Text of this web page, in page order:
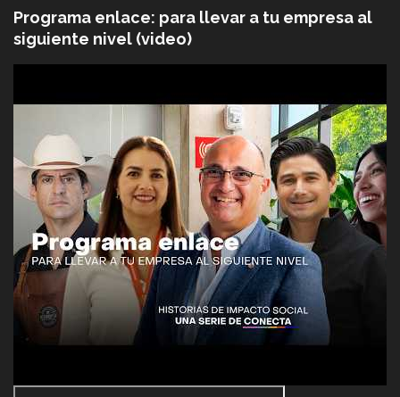
Programa enlace: para llevar a tu empresa al
siguiente nivel (video)